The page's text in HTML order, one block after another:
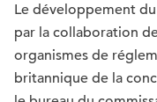
Le développement
par la collaboration
organismes de
britannique de la